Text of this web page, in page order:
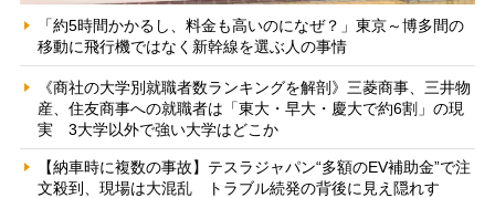
「約5時間かかるし、料金も高いのになぜ？」東京～博多間の
移動に飛行機ではなく新幹線を選ぶ人の事情
《商社の大学別就職者数ランキングを解剖》三菱商事、三井物
産、住友商事への就職者は「東大・早大・慶大で約6割」の現
実 3大学以外で強い大学はどこか
【納車時に複数の事故】テスラジャパン“多額のEV補助金”で注
文殺到、現場は大混乱 トラブル続発の背後に見え隠れす